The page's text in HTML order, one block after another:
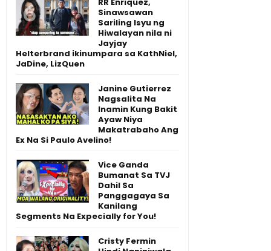
Sinawsawan
Sariling Isyu ng
Hiwalayan nila ni
Jayjay
Helterbrand ikinumpara sa KathNiel,
JaDine, LizQuen
Janine Gutierrez
Nagsalita Na
Inamin Kung Bakit
Ayaw Niya
Makatrabaho Ang
Ex Na Si Paulo Avelino!
Vice Ganda
Bumanat Sa TVJ
Dahil Sa
Panggagaya Sa
Kanilang
Segments Na Expecially for You!
Cristy Fermin